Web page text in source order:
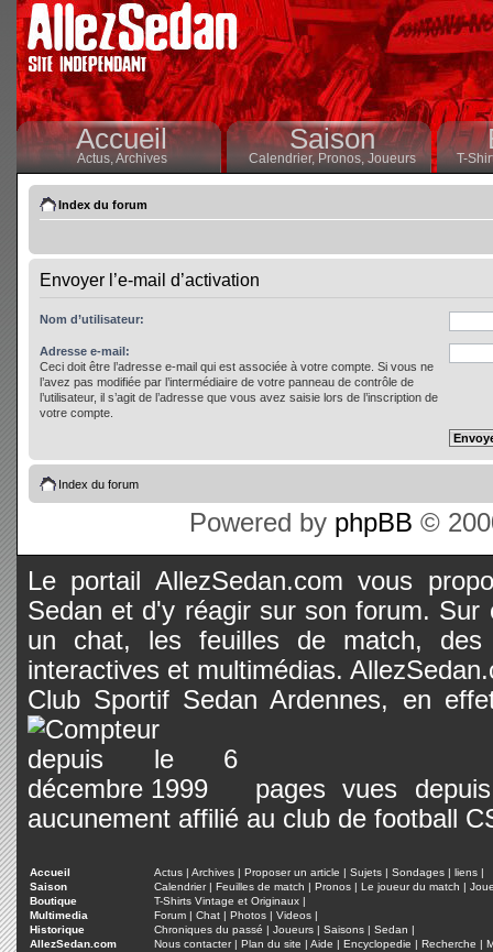
Accueil
Actus,Archives
Saison
Calendrier,Pronos, Joueurs T-
Index du forum
Envoyer l’e-mail d’activation
Nom d’utilisateur:
Adresse e-mail:
Ceci doit être l’adresse e-mail qui est associée à votre compte. Si vous ne
l’avez pas modifiée par l’intermédiaire de votre panneau de contrôle de
l’utilisateur, il s’agit de l’adresse que vous avez saisie lors de l’inscription de
votre compte.
Index du forum
Powered by phpBB ©
Le portail AllezSedan.com vous
Sedan et d'y réagir sur son forum.
un chat, les feuilles de match, des
interactives et multimédias.
Club Sportif Sedan Ardennes, en
pages vues
aucunement affilié au club de football
Accueil Actus | Archives | Proposer un article | Sujets | Sondages | liens |
Saison
Calendrier| Feuilles de match | Pronos | Le joueur du match |
Boutique
T-Shirts Vintage et Originaux |
Multimedia
Forum | Chat | Photos | Videos |
Historique
Chroniques du passé | Joueurs | Saisons | Sedan |
AllezSedan.com
Nous contacter| Plan du site | Aide | Encyclopedie | Recherche |